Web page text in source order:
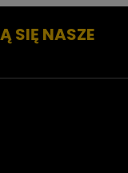
SIĘ NASZE